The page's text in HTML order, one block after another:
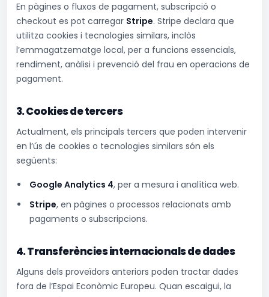
En pàgines o fluxos de pagament, subscripció o
checkout es pot carregar Stripe. Stripe declara que
utilitza cookies i tecnologies similars, inclòs
l’emmagatzematge local, per a funcions essencials,
rendiment, anàlisi i prevenció del frau en operacions de
pagament.
3. Cookies de tercers
Actualment, els principals tercers que poden intervenir
en l’ús de cookies o tecnologies similars són els
següents:
Google Analytics 4, per a mesura i analítica web.
Stripe, en pàgines o processos relacionats amb
pagaments o subscripcions.
4. Transferències internacionals de dades
Alguns dels proveïdors anteriors poden tractar dades
fora de l’Espai Econòmic Europeu. Quan escaigui, la